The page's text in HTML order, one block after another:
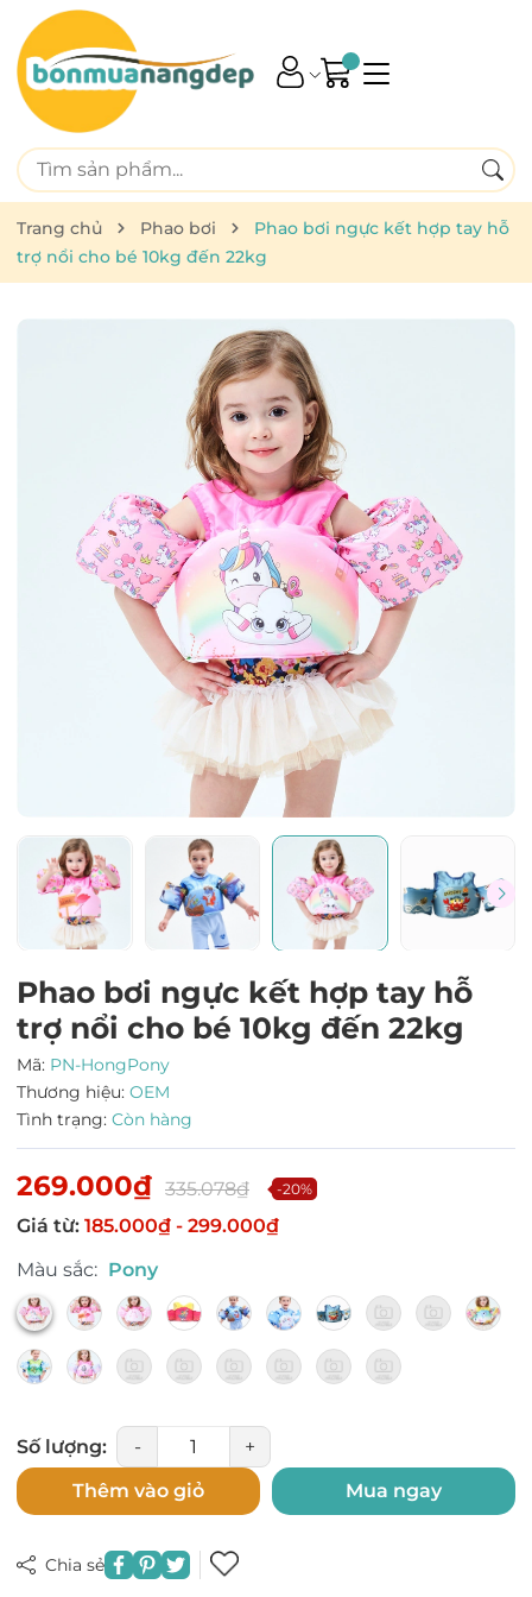
Trang chủ Phao bơi
Phao bơi ngực kết hợp tay hỗ
trợ nổi cho bé 10kg đến 22kg
Phao bơi ngực kết hợp tay hỗ
trợ nổi cho bé 10kg đến 22kg
Mã: PN-HongPony
Thương hiệu: OEM
Tình trạng: Còn hàng
269.000₫ 335.078₫ -20%
Giá từ: 185.000₫ - 299.000₫
Màu sắc: Pony
Số lượng: -
+
Thêm vào giỏ
Mua ngay
Chia sẻ